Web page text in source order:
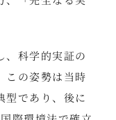
、科学的実証の
この姿勢は当時
型であり、後に